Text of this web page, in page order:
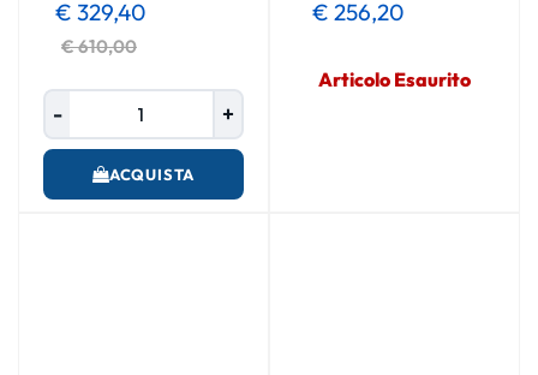
€ 610,00
€ 329,40
ACQUISTA
€ 256,20
Articolo Esaurito